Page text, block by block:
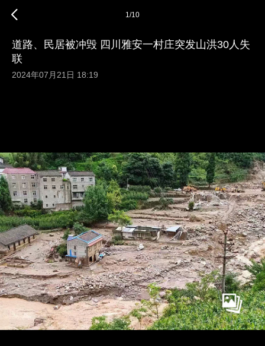
1/10
道路、民居被冲毁 四川雅安一村庄突发山洪30人失
联
2024年07月21日 18:19